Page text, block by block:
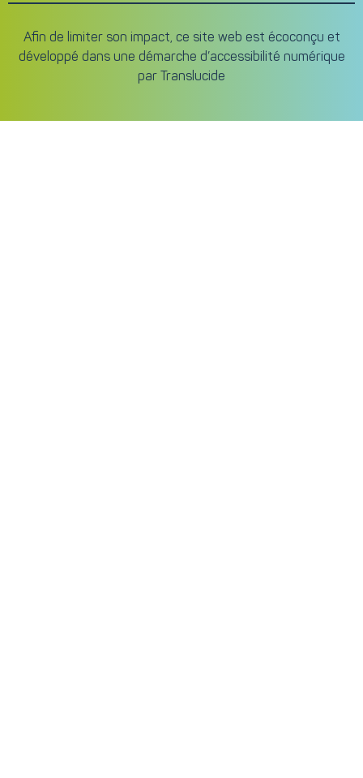
Afin de limiter son impact, ce site web est écoconçu et
développé dans une démarche d’accessibilité numérique
par Translucide